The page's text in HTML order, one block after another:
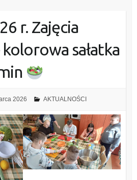
r. Zajęcia
sałatka
2026 AKTUALNOŚCI